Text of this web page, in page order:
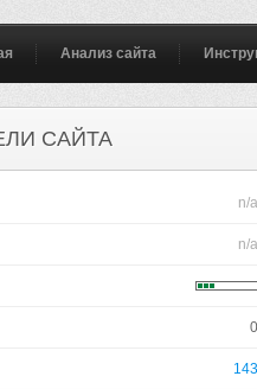
Анализ сайта
САЙТА
n/a
n/a
0
143